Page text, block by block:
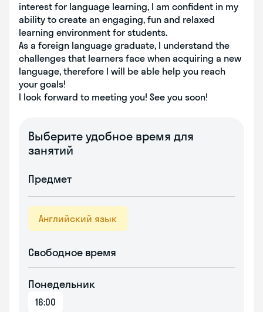
interest for language learning, I am confident in my
ability to create an engaging, fun and relaxed
learning environment for students.
As a foreign language graduate, I understand the
challenges that learners face when acquiring a new
language, therefore I will be able help you reach
your goals!
I look forward to meeting you! See you soon!
Выберите удобное время для
занятий
Предмет
Английский язык
Свободное время
Понедельник
16:00